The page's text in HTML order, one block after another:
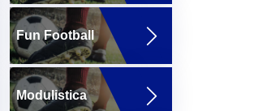
Fun Football
Modulistica